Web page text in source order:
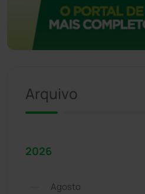
Arquivo
2026
Agosto